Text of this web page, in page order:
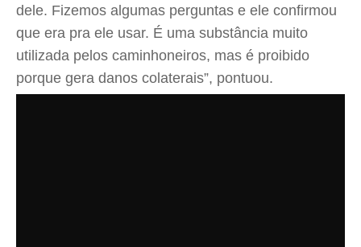
dele. Fizemos algumas perguntas e ele confirmou
que era pra ele usar. É uma substância muito
utilizada pelos caminhoneiros, mas é proibido
porque gera danos colaterais”, pontuou.